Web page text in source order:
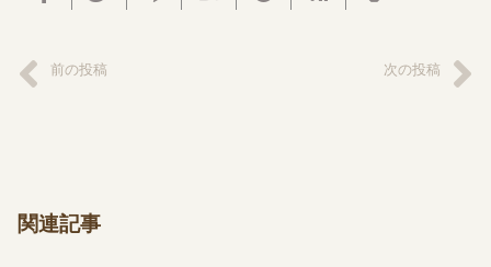
前の投稿 次の投稿
関連記事